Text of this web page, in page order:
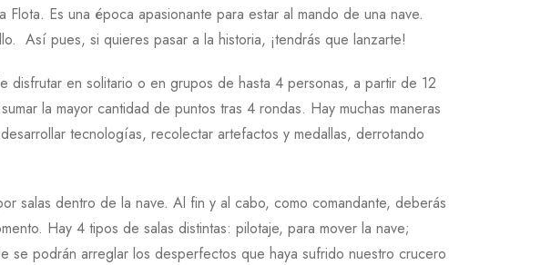
Es una época apasionante para estar al mando de una nave.
Así pues, si quieres pasar a la historia, ¡tendrás que lanzarte!
en solitario o en grupos de hasta 4 personas, a partir de 12
la mayor cantidad de puntos tras 4 rondas. Hay muchas maneras
tecnologías, recolectar artefactos y medallas, derrotando
salas dentro de la nave. Al fin y al cabo, como comandante, deberás
Hay 4 tipos de salas distintas: pilotaje, para mover la nave;
se podrán arreglar los desperfectos que haya sufrido nuestro crucero